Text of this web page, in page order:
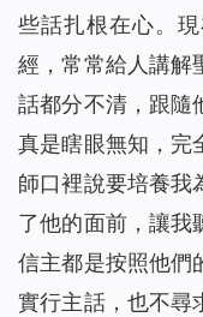
些話扎根在心。
經，常常給人講解
話都分不清，跟隨
真是瞎眼無知，完
師口裡說要培養我
了他的面前，讓我
信主都是按照他們
實行主話，也不尋